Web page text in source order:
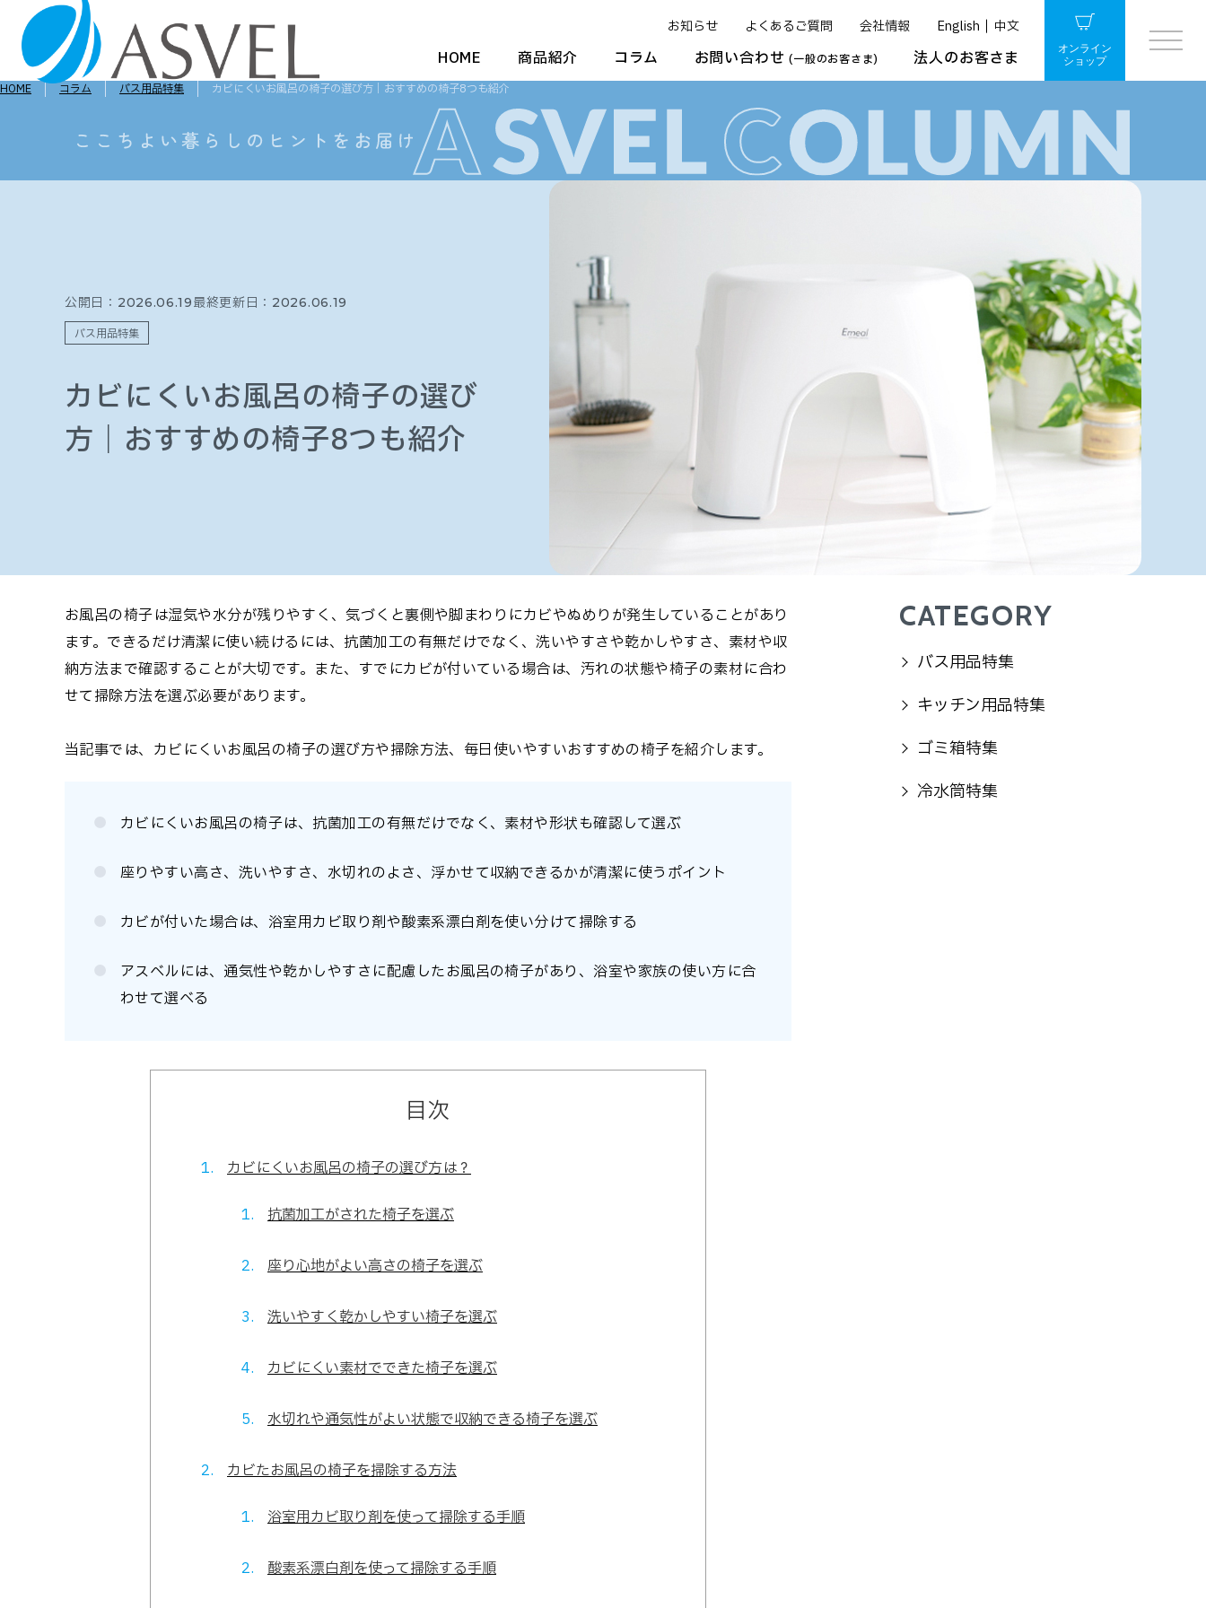
お知らせ よくあるご質問 会社情報 English 中文
HOME 商品紹介 コラム お問い合わせ(一般のお客さま) 法人のお客さま
オンライン
ショップ
HOME コラム バス用品特集 カビにくいお風呂の椅子の選び方｜おすすめの椅子8つも紹介
公開日： 2026.06.19最終更新日： 2026.06.19
バス用品特集
カビにくいお風呂の椅子の選び
方｜おすすめの椅子8つも紹介
お風呂の椅子は湿気や水分が残りやすく、気づくと裏側や脚まわりにカビやぬめりが発生していることがあり
ます。できるだけ清潔に使い続けるには、抗菌加工の有無だけでなく、洗いやすさや乾かしやすさ、素材や収
納方法まで確認することが大切です。また、すでにカビが付いている場合は、汚れの状態や椅子の素材に合わ
せて掃除方法を選ぶ必要があります。
当記事では、カビにくいお風呂の椅子の選び方や掃除方法、毎日使いやすいおすすめの椅子を紹介します。
カビにくいお風呂の椅子は、抗菌加工の有無だけでなく、素材や形状も確認して選ぶ
座りやすい高さ、洗いやすさ、水切れのよさ、浮かせて収納できるかが清潔に使うポイント
カビが付いた場合は、浴室用カビ取り剤や酸素系漂白剤を使い分けて掃除する
アスベルには、通気性や乾かしやすさに配慮したお風呂の椅子があり、浴室や家族の使い方に合
わせて選べる
目次
カビにくいお風呂の椅子の選び方は？
抗菌加工がされた椅子を選ぶ
座り心地がよい高さの椅子を選ぶ
洗いやすく乾かしやすい椅子を選ぶ
カビにくい素材でできた椅子を選ぶ
水切れや通気性がよい状態で収納できる椅子を選ぶ
カビたお風呂の椅子を掃除する方法
浴室用カビ取り剤を使って掃除する手順
酸素系漂白剤を使って掃除する手順
CATEGORY
バス用品特集
キッチン用品特集
ゴミ箱特集
冷水筒特集